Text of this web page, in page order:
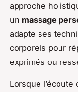
approche
un massage
adapte ses
corporels pour
exprimés ou
Lorsque l’écoute